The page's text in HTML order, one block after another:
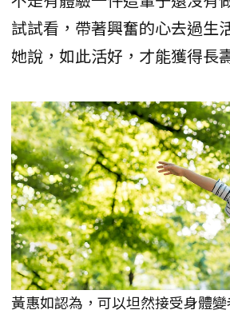
試試看，帶著興奮的心去過生
她說，如此活好，才能獲得長
黃惠如認為，可以坦然接受身體